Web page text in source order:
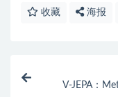
收藏 海报
V-JEPA：